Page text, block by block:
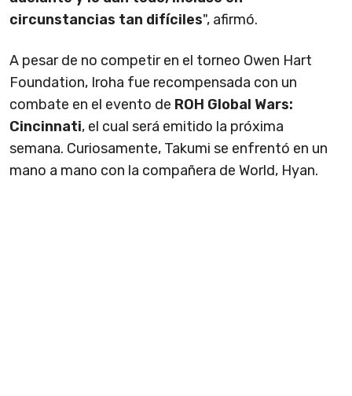
circunstancias tan difíciles", afirmó.
A pesar de no competir en el torneo Owen Hart
Foundation, Iroha fue recompensada con un
combate en el evento de ROH Global Wars:
Cincinnati, el cual será emitido la próxima
semana. Curiosamente, Takumi se enfrentó en un
mano a mano con la compañera de World, Hyan.